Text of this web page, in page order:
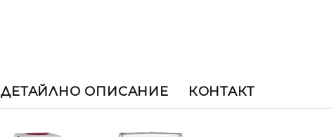
ДЕТАЙЛНО ОПИСАНИЕ КОНТАКТ